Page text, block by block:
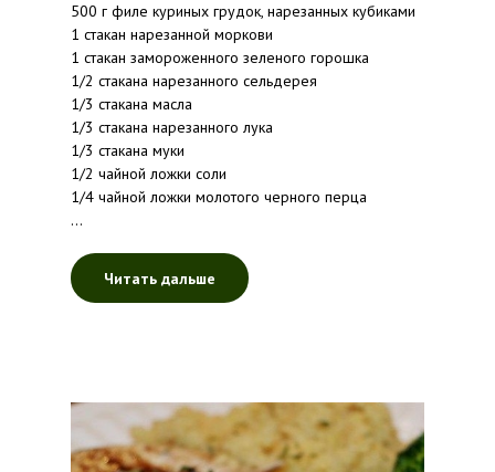
500 г филе куриных грудок, нарезанных кубиками
1 стакан нарезанной моркови
1 стакан замороженного зеленого горошка
1/2 стакана нарезанного сельдерея
1/3 стакана масла
1/3 стакана нарезанного лука
1/3 стакана муки
1/2 чайной ложки соли
1/4 чайной ложки молотого черного перца
...
Читать дальше